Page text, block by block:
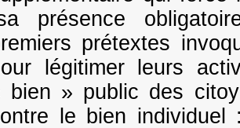
présence
prétextes
légitimer leurs
bien » public des
le bien individuel